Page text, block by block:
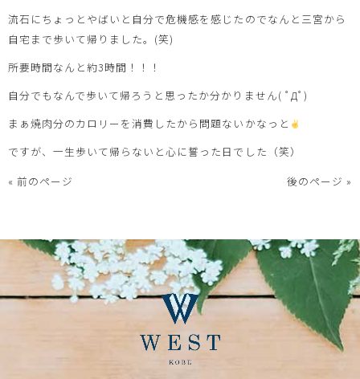
流石にちょっとやばいと自分で危機感を感じたのでなんと三宮から
自宅まで歩いて帰りました。(笑)
所要時間なんと約3時間！！！
自分でもなんで歩いて帰ろうと思ったか分かりません( ﾟДﾟ)
まぁ焼肉分のカロリーを消費したから問題ないかなっと
ですが、一生歩いて帰らないと心に誓った日でした（笑）
« 前のページ
後のページ »